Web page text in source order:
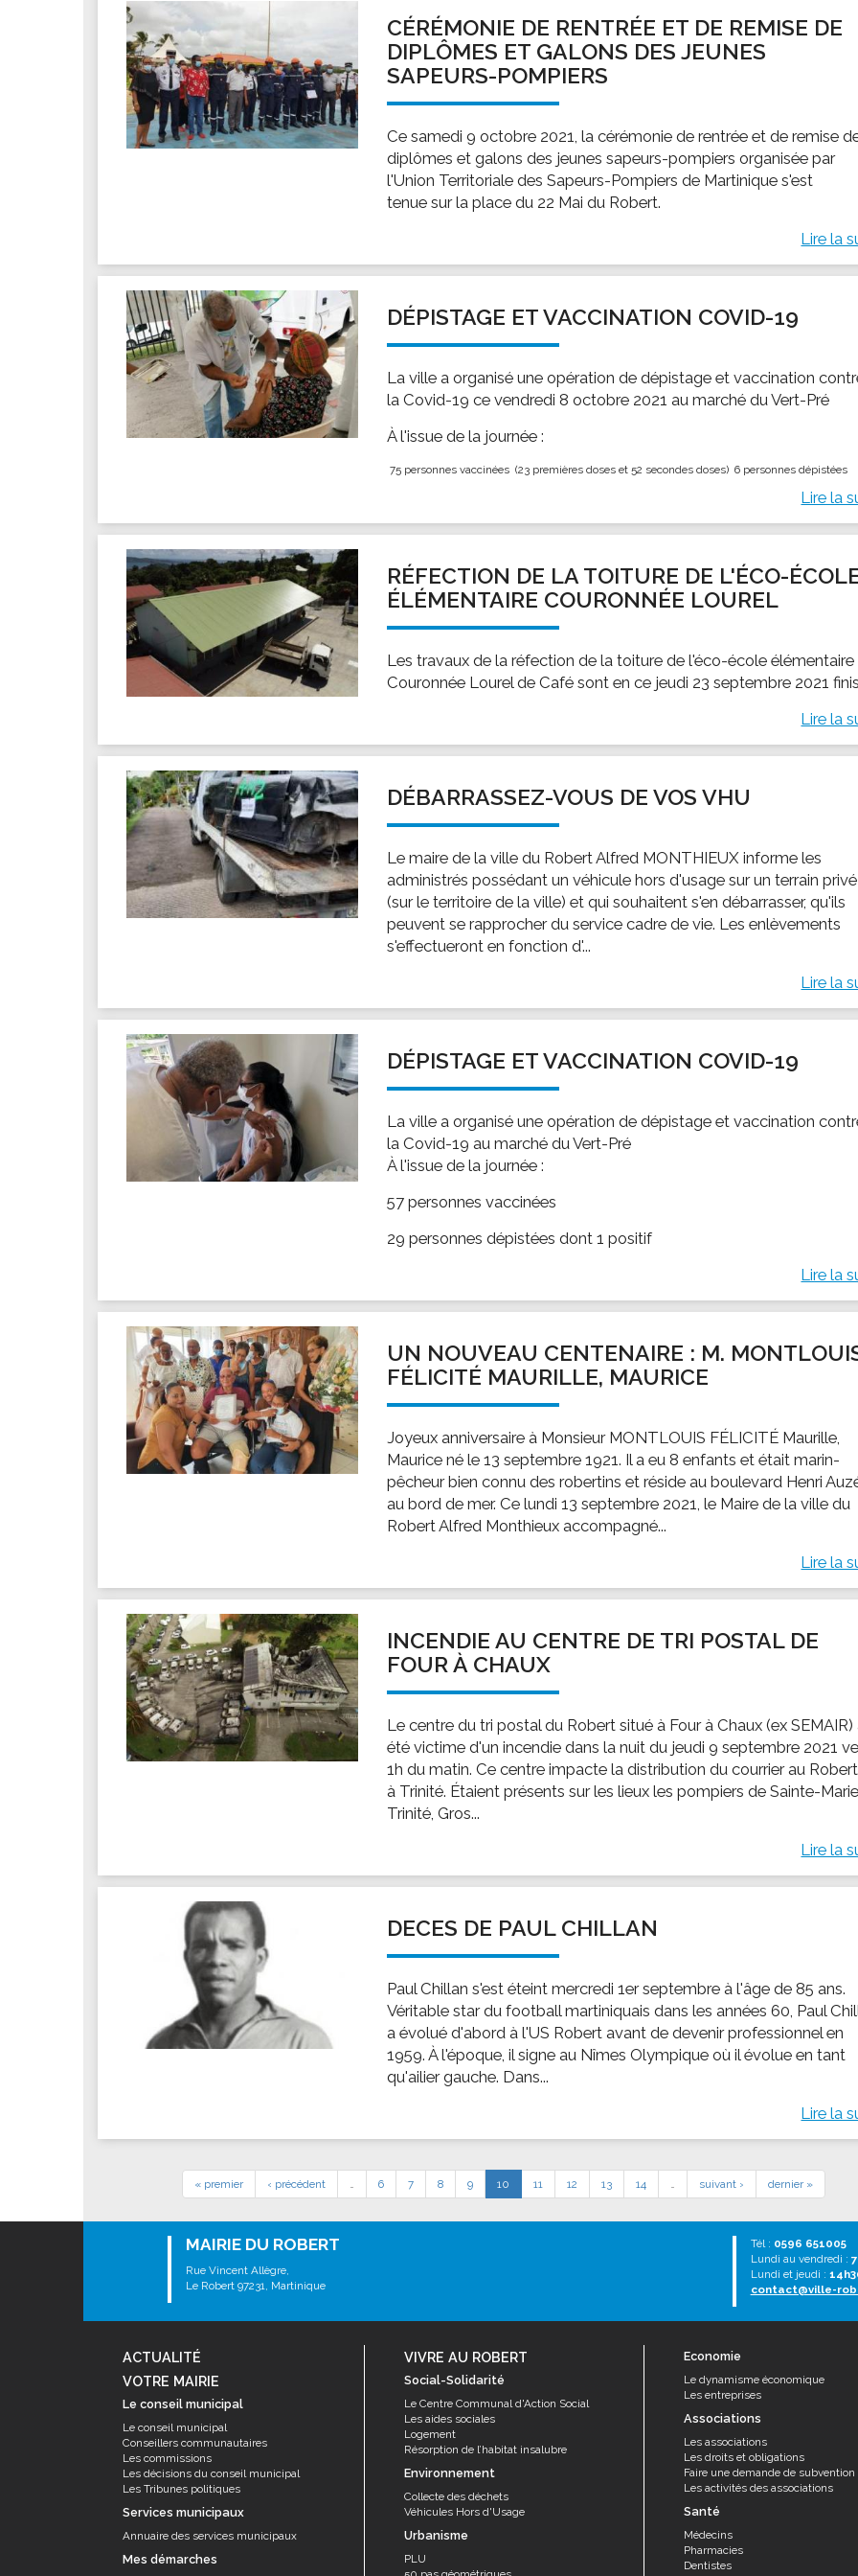
Les associations
Les droits et obligations
Faire une demande de subvention
Les activités des associations
VIE PRATIQUE
Les marchés
Le funéraire
Numéros d'urgence
SANTÉ
Annuaire santé
CÉRÉMONIE DE RENTRÉE ET DE REMISE DE
DIPLÔMES ET GALONS DES JEUNES
SAPEURS-POMPIERS
Ce samedi 9 octobre 2021, la cérémonie de rentrée et de remise
diplômes et galons des jeunes sapeurs-pompiers organisée par
l'Union Territoriale des Sapeurs-Pompiers de Martinique s'est
tenue sur la place du 22 Mai du Robert.
Lire la
DÉPISTAGE ET VACCINATION COVID-19
La ville a organisé une opération de dépistage et vaccination
la Covid-19 ce vendredi 8 octobre 2021 au marché du Vert-Pré
À l'issue de la journée :
75 personnes vaccinées (23 premières doses et 52 secondes doses) 6 personnes dépistées
Lire la
RÉFECTION DE LA TOITURE DE L'ÉCO-
ÉLÉMENTAIRE COURONNÉE LOUREL
Les travaux de la réfection de la toiture de l'éco-école élémentaire
Couronnée Lourel de Café sont en ce jeudi 23 septembre 2021
Lire la
DÉBARRASSEZ-VOUS DE VOS VHU
Le maire de la ville du Robert Alfred MONTHIEUX informe les
administrés possédant un véhicule hors d'usage sur un terrain privé
(sur le territoire de la ville) et qui souhaitent s'en débarrasser, qu'ils
peuvent se rapprocher du service cadre de vie. Les enlèvements
s'effectueront en fonction d'...
Lire la
DÉPISTAGE ET VACCINATION COVID-19
La ville a organisé une opération de dépistage et vaccination
la Covid-19 au marché du Vert-Pré
À l'issue de la journée :
57 personnes vaccinées
29 personnes dépistées dont 1 positif
Lire la
UN NOUVEAU CENTENAIRE : M.
FÉLICITÉ MAURILLE, MAURICE
Joyeux anniversaire à Monsieur MONTLOUIS FÉLICITÉ Maurille,
Maurice né le 13 septembre 1921. Il a eu 8 enfants et était marin-
pêcheur bien connu des robertins et réside au boulevard Henri
au bord de mer. Ce lundi 13 septembre 2021, le Maire de la ville du
Robert Alfred Monthieux accompagné...
Lire la
INCENDIE AU CENTRE DE TRI POSTAL DE
FOUR À CHAUX
Le centre du tri postal du Robert situé à Four à Chaux (ex SEMAIR)
été victime d'un incendie dans la nuit du jeudi 9 septembre 2021
1h du matin. Ce centre impacte la distribution du courrier au
à Trinité. Étaient présents sur les lieux les pompiers de Sainte-Marie,
Trinité, Gros...
Lire la
DECES DE PAUL CHILLAN
Paul Chillan s'est éteint mercredi 1er septembre à l'âge de 85 ans.
Véritable star du football martiniquais dans les années 60, Paul
a évolué d'abord à l'US Robert avant de devenir professionnel en
1959. À l'époque, il signe au Nîmes Olympique où il évolue en tant
qu'ailier gauche. Dans...
Lire la
« premier ‹ précédent 6 7 8 9 10 11 12 13 14 suivant › dernier »
MAIRIE DU ROBERT
Rue Vincent Allègre,
Le Robert 97231, Martinique
Tél : 0596 651005
Lundi au vendredi :
Lundi et jeudi :
contact@ville-
ACTUALITÉ
VOTRE MAIRIE
Le conseil municipal
Le conseil municipal
Conseillers communautaires
Les commissions
Les décisions du conseil municipal
Les Tribunes politiques
Services municipaux
Annuaire des services municipaux
Mes démarches
VIVRE AU ROBERT
Social-Solidarité
Le Centre Communal d'Action Social
Les aides sociales
Logement
Résorption de l’habitat insalubre
Environnement
Collecte des déchets
Véhicules Hors d'Usage
Urbanisme
PLU
Economie
Le dynamisme économique
Les entreprises
Associations
Les associations
Les droits et obligations
Faire une demande de subvention
Les activités des associations
Santé
Médecins
Pharmacies
Dentistes